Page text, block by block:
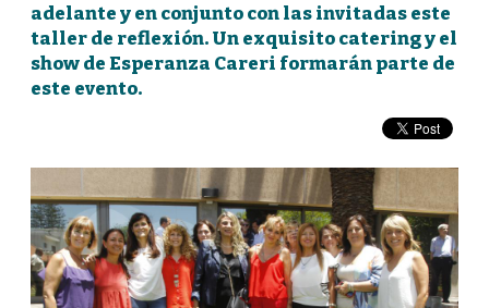
adelante y en conjunto con las invitadas este
taller de reflexión. Un exquisito catering y el
show de Esperanza Careri formarán parte de
este evento.